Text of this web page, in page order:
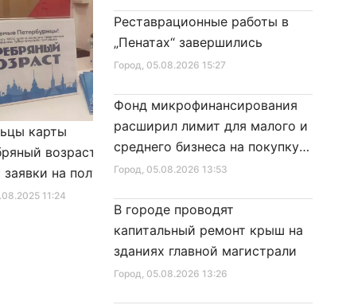
11:24
карты
возраст»
заявки на получение
для посещения
Город, 10.01.2026 16:46
Александр Беглов подписал
Закон «О внесении изменения
в Закон Санкт‑Петербурга
Санкт‑Петербурга»
Город, 05.08.2026 15:27
Реставрационные работы в
„Пенатах“ завершились
Город, 05.08.2026 13:53
Фонд микрофинансирования
расширил лимит для малого и
среднего бизнеса на покупку
специальной техники
Город, 05.08.2026 13:26
В городе проводят
капитальный ремонт крыш на
зданиях главной магистрали